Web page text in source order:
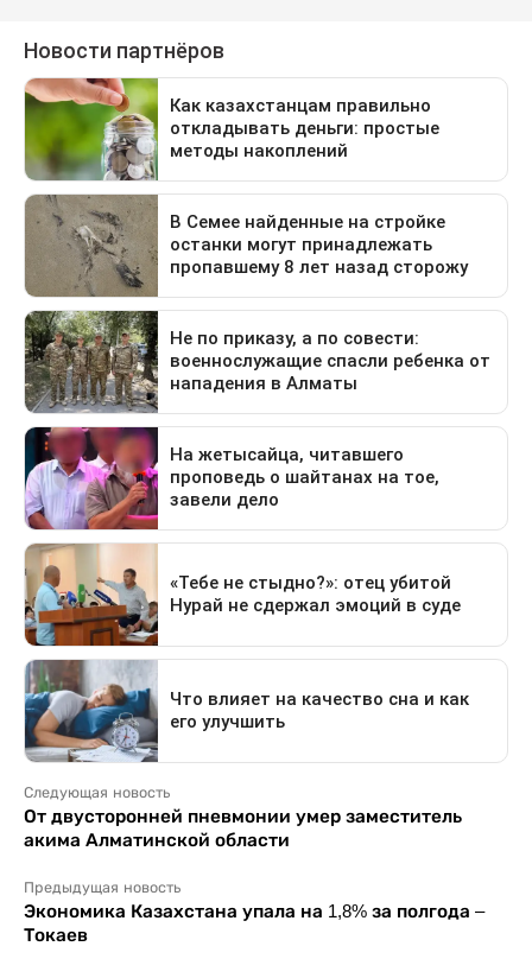
Следующая новость
От двусторонней пневмонии умер заместитель
акима Алматинской области
Предыдущая новость
Экономика Казахстана упала на 1,8% за полгода –
Токаев